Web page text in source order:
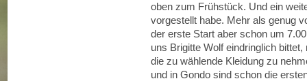
oben zum Frühstück. Und ein
vorgestellt habe. Mehr als genug
der erste Start aber schon um
uns Brigitte Wolf eindringlich
die zu wählende Kleidung zu
und in Gondo sind schon die